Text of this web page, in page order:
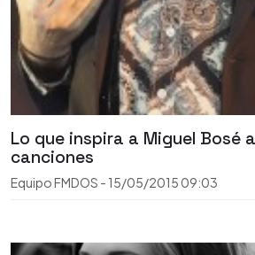
Lo que inspira a Miguel Bosé
canciones
Equipo FMDOS - 15/05/2015 09:03